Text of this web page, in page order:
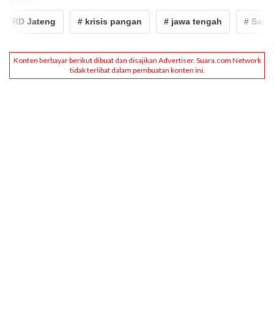
Jateng # krisis pangan # jawa tengah # Sarif